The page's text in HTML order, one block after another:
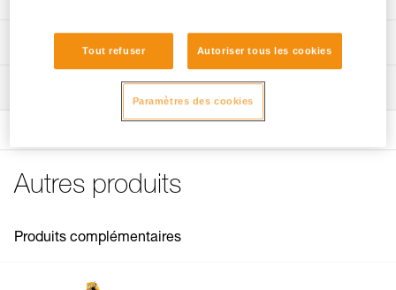
Pochette ASAP'SORBER AXESS, référence L071EA00,
compatible avec :
- ASAP'SORBER AXESS (L071CB00) commercialisé entre
Référence : L071EA00
Compatible avec : L071CA00, L071CA01
Conditionnement : 1
Référence : L071EC00
Garantie : CN ans
Conditionnement : 3
Autres produits
Produits complémentaires
Tout refuser Autoriser tous les cookies
Paramètres des cookies